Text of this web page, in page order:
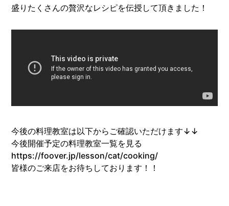
盛りたくさんの贅沢なレシピを伝授して頂きました！
今後の料理教室は以下からご確認いただけます↓↓
今後開催予定の料理教室一覧を見る
https://foover.jp/lesson/cat/cooking/
皆様のご来店をお待ちしております！！